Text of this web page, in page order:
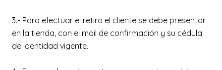
3.- Para efectuar el retiro el cliente se debe presentar
en la tienda, con el mail de confirmación y su cédula
de identidad vigente.